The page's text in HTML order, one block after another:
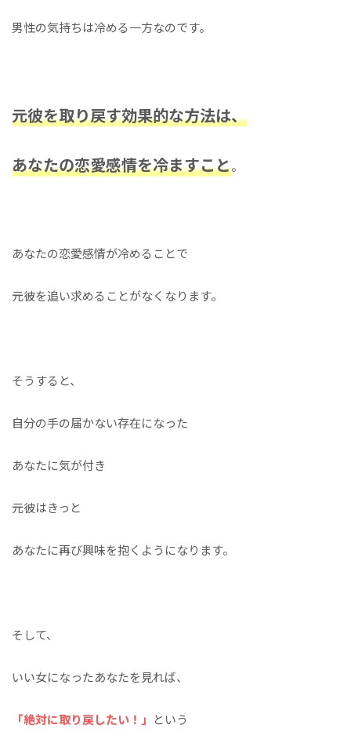
男性の気持ちは冷める一方なのです。
元彼を取り戻す効果的な方法は、
あなたの恋愛感情を冷ますこと。
あなたの恋愛感情が冷めることで
元彼を追い求めることがなくなります。
そうすると、
自分の手の届かない存在になった
あなたに気が付き
元彼はきっと
あなたに再び興味を抱くようになります。
そして、
いい女になったあなたを見れば、
「絶対に取り戻したい！」 という